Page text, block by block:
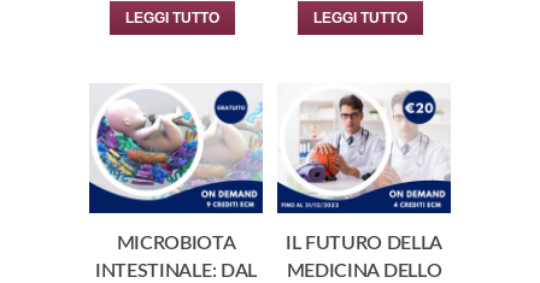
LEGGI TUTTO LEGGI TUTTO
MICROBIOTA
INTESTINALE: DAL
IL FUTURO DELLA
MEDICINA DELLO